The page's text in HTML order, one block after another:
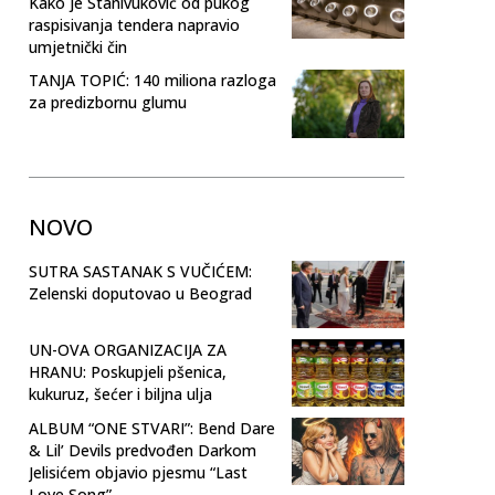
raspisivanja tendera napravio
umjetnički čin
TANJA TOPIĆ: 140 miliona razloga
za predizbornu glumu
NOVO
SUTRA SASTANAK S VUČIĆEM:
Zelenski doputovao u Beograd
UN-OVA ORGANIZACIJA ZA
HRANU: Poskupjeli pšenica,
kukuruz, šećer i biljna ulja
ALBUM “ONE STVARI”: Bend Dare
& Lil’ Devils predvođen Darkom
Jelisićem objavio pjesmu “Last